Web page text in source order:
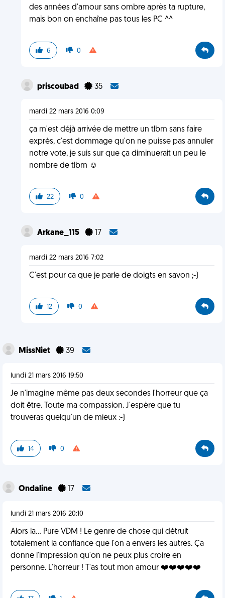
des années d'amour sans ombre après ta rupture,
mais bon on enchaîne pas tous les PC ^^
6 0
priscoubad 35
mardi 22 mars 2016 0:09
ça m'est déjà arrivée de mettre un tlbm sans faire
exprès, c'est dommage qu'on ne puisse pas annuler
notre vote, je suis sur que ça diminuerait un peu le
nombre de tlbm ☺
22 0
Arkane_115 17
mardi 22 mars 2016 7:02
C'est pour ca que je parle de doigts en savon ;-)
12 0
MissNiet 39
lundi 21 mars 2016 19:50
Je n'imagine même pas deux secondes l'horreur que ça
doit être. Toute ma compassion. J'espère que tu
trouveras quelqu'un de mieux :-)
14 0
Ondaline 17
lundi 21 mars 2016 20:10
Alors la... Pure VDM ! Le genre de chose qui détruit
totalement la confiance que l'on a envers les autres. Ça
donne l'impression qu'on ne peux plus croire en
personne. L'horreur ! T'as tout mon amour ❤️❤️❤️❤️❤️